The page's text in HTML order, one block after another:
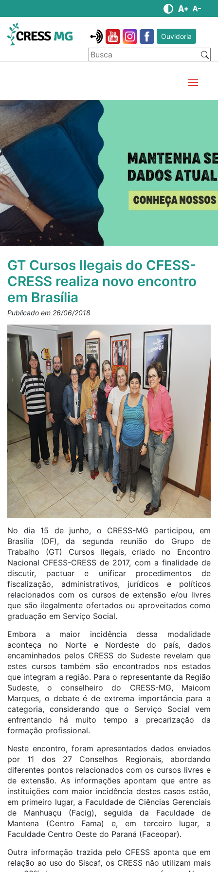
Ouvidoria
GT Cursos Ilegais do CFESS-
CRESS realiza novo encontro
em Brasília
Publicado em 26/06/2018
No dia 15 de junho, o CRESS-MG participou, em
Brasília (DF), da segunda reunião do Grupo de
Trabalho (GT) Cursos Ilegais, criado no Encontro
Nacional CFESS-CRESS de 2017, com a finalidade de
discutir, pactuar e unificar procedimentos de
fiscalização, administrativos, jurídicos e políticos
relacionados com os cursos de extensão e/ou livres
que são ilegalmente ofertados ou aproveitados como
graduação em Serviço Social.
Embora a maior incidência dessa modalidade
aconteça no Norte e Nordeste do país, dados
encaminhados pelos CRESS do Sudeste revelam que
estes cursos também são encontrados nos estados
que integram a região. Para o representante da Região
Sudeste, o conselheiro do CRESS-MG, Maicom
Marques, o debate é de extrema importância para a
categoria, considerando que o Serviço Social vem
enfrentando há muito tempo a precarização da
formação profissional.
Neste encontro, foram apresentados dados enviados
por 11 dos 27 Conselhos Regionais, abordando
diferentes pontos relacionados com os cursos livres e
de extensão. As informações apontam que entre as
instituições com maior incidência destes casos estão,
em primeiro lugar, a Faculdade de Ciências Gerenciais
de Manhuaçu (Facig), seguida da Faculdade de
Mantena (Centro Fama) e, em terceiro lugar, a
Faculdade Centro Oeste do Paraná (Faceopar).
Outra informação trazida pelo CFESS aponta que em
relação ao uso do Siscaf, os CRESS não utilizam mais